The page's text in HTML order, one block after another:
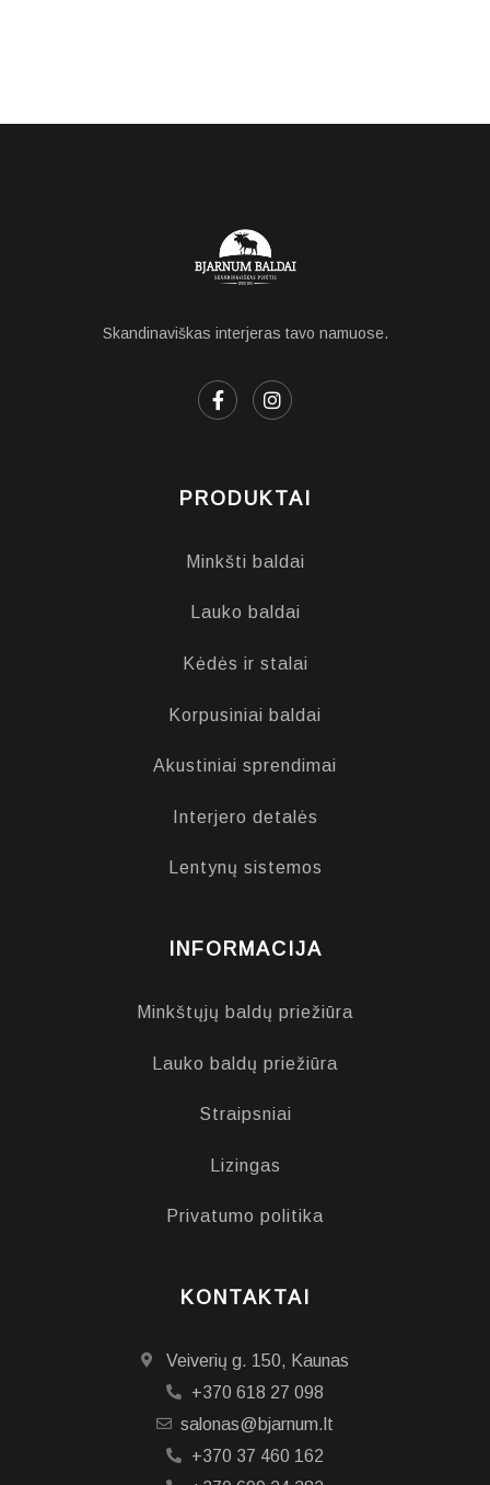
Skandinaviškas interjeras tavo namuose.
PRODUKTAI
Minkšti baldai
Lauko baldai
Kėdės ir stalai
Korpusiniai baldai
Akustiniai sprendimai
Interjero detalės
Lentynų sistemos
INFORMACIJA
Minkštųjų baldų priežiūra
Lauko baldų priežiūra
Straipsniai
Lizingas
Privatumo politika
KONTAKTAI
Veiverių g. 150, Kaunas
+370 618 27 098
salonas@bjarnum.lt
+370 37 460 162